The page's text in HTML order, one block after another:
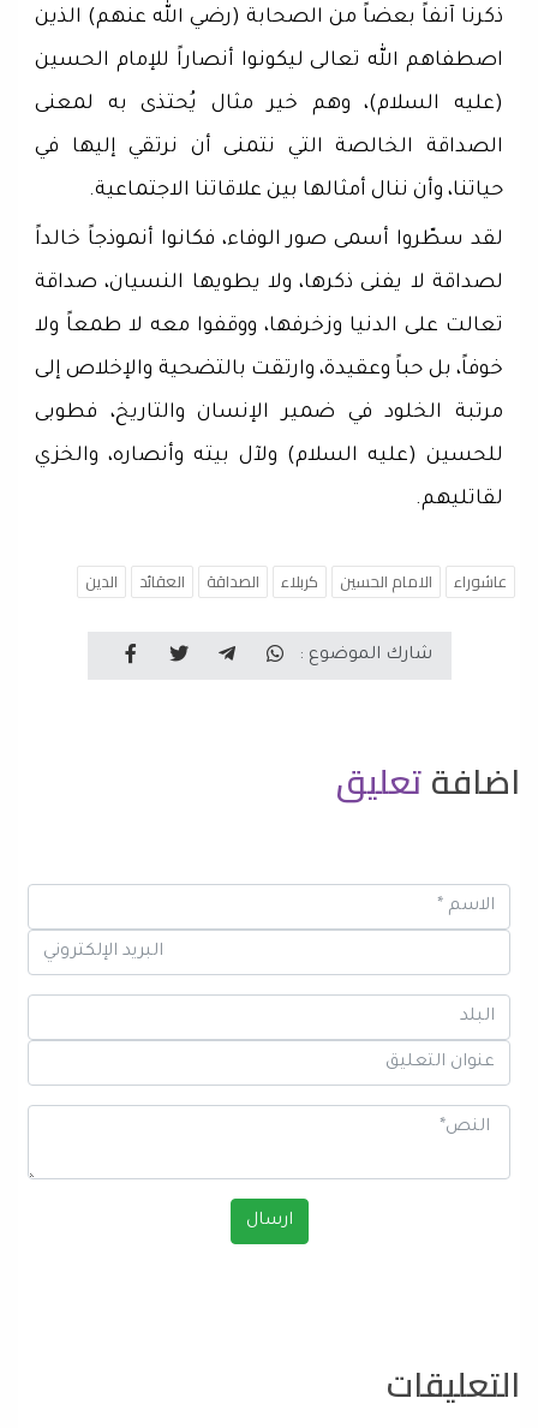
ذكرنا آنفاً بعضاً من الصحابة (رضي الله عنهم) الذين
اصطفاهم الله تعالى ليكونوا أنصاراً للإمام الحسين
(عليه السلام)، وهم خير مثال يُحتذى به لمعنى
الصداقة الخالصة التي نتمنى أن نرتقي إليها في
حياتنا، وأن ننال أمثالها بين علاقاتنا الاجتماعية.
لقد سطّروا أسمى صور الوفاء، فكانوا أنموذجاً خالداً
لصداقة لا يفنى ذكرها، ولا يطويها النسيان، صداقة
تعالت على الدنيا وزخرفها، ووقفوا معه لا طمعاً ولا
خوفاً، بل حباً وعقيدة، وارتقت بالتضحية والإخلاص إلى
مرتبة الخلود في ضمير الإنسان والتاريخ، فطوبى
للحسين (عليه السلام) ولآل بيته وأنصاره، والخزي
لقاتليهم.
عاشوراء الامام الحسين كربلاء الصداقة العقائد الدين
شارك الموضوع :
اضافةتعليق
التعليقات